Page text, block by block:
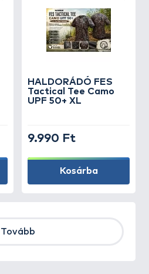
HALDORÁDÓ FES
Tactical Tee Camo
UPF 50+ XL
9.990 Ft
Kosárba
Tovább